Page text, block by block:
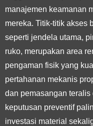
manajemen keamanan
mereka. Titik-titik akses
seperti jendela utama,
ruko, merupakan area
pengaman fisik yang
pertahanan mekanis
dan pemasangan
keputusan preventif
investasi material